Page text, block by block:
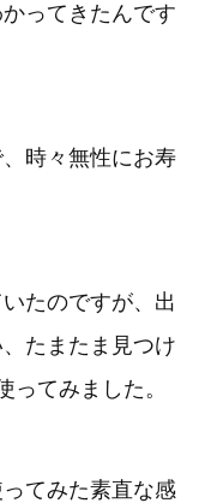
ってきたんです
時々無性にお寿
たのですが、出
たまたま見つけ
ってみました。
てみた素直な感